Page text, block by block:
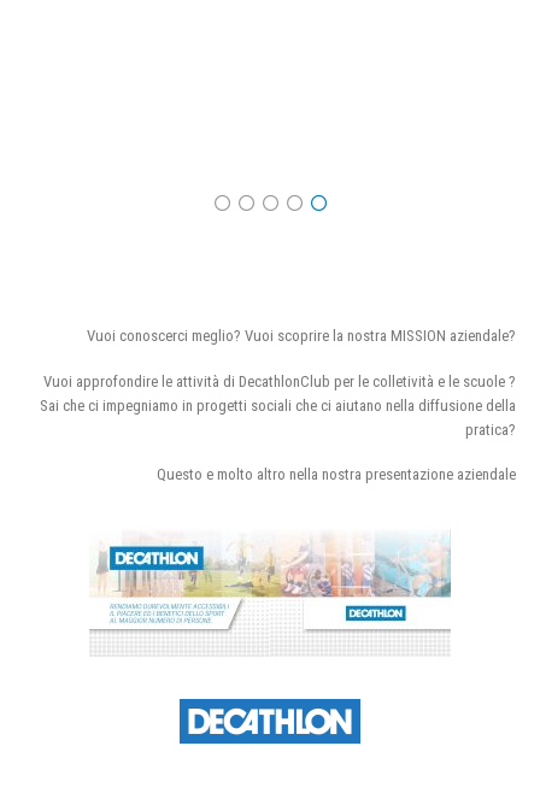
Vuoi conoscerci meglio? Vuoi scoprire la nostra MISSION aziendale?
Vuoi approfondire le attività di DecathlonClub per le colletività e le scuole ?
Sai che ci impegniamo in progetti sociali che ci aiutano nella diffusione della
pratica?
Questo e molto altro nella nostra presentazione aziendale